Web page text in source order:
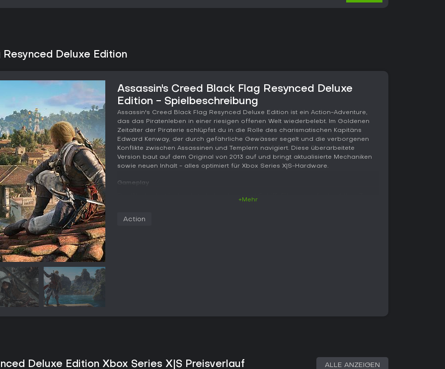
Deluxe Edition
Assassin's Creed Black Flag Resynced Deluxe
Edition - Spielbeschreibung
Assassin's Creed Black Flag Resynced Deluxe Edition ist ein Action-Adventure,
das das Piratenleben in einer riesigen offenen Welt wiederbelebt. Im Goldenen
Zeitalter der Piraterie schlüpfst du in die Rolle des charismatischen Kapitäns
Edward Kenway, der durch gefährliche Gewässer segelt und die verborgenen
Konflikte zwischen Assassinen und Templern navigiert. Diese überarbeitete
Version baut auf dem Original von 2013 auf und bringt aktualisierte Mechaniken
sowie neuen Inhalt - alles optimiert für Xbox Series X|S-Hardware.
Gameplay
Schwertkämpfe. Die Hidden Blade bleibt ein zentrales Werkzeug für Nahkämpfe,
Im Kern dreht sich alles um die Singleplayer-Kampagne, in der du Edwards Weg
verfolgst - ergänzt durch Nebenaktivitäten wie Jagd, Festungsstürme und
+Mehr
Action
Deluxe Edition Xbox Series X|S Preisverlauf ALLE ANZEIGEN